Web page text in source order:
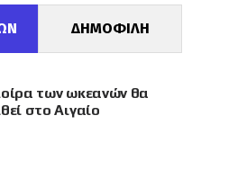
ΔΗΜΟΦΙΛΗ
των ωκεανών θα
στο Αιγαίο